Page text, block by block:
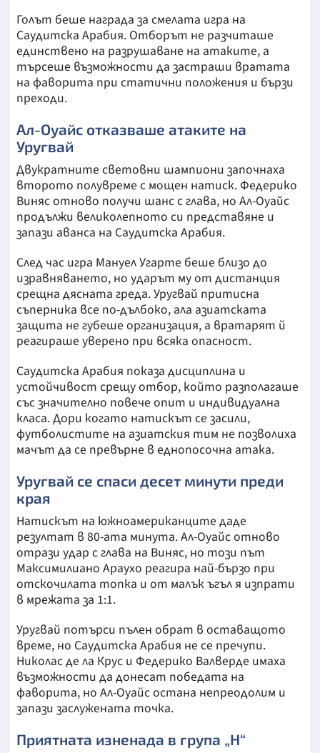
Голът беше награда за смелата игра на
Саудитска Арабия. Отборът не разчиташе
единствено на разрушаване на атаките, а
търсеше възможности да застраши вратата
на фаворита при статични положения и бързи
преходи.
Ал-Оуайс отказваше атаките на
Уругвай
Двукратните световни шампиони започнаха
второто полувреме с мощен натиск. Федерико
Виняс отново получи шанс с глава, но Ал-Оуайс
продължи великолепното си представяне и
запази аванса на Саудитска Арабия.
След час игра Мануел Угарте беше близо до
изравняването, но ударът му от дистанция
срещна дясната греда. Уругвай притисна
съперника все по-дълбоко, ала азиатската
защита не губеше организация, а вратарят й
реагираше уверено при всяка опасност.
Саудитска Арабия показа дисциплина и
устойчивост срещу отбор, който разполагаше
със значително повече опит и индивидуална
класа. Дори когато натискът се засили,
футболистите на азиатския тим не позволиха
мачът да се превърне в еднопосочна атака.
Уругвай се спаси десет минути преди
края
Натискът на южноамериканците даде
резултат в 80-ата минута. Ал-Оуайс отново
отрази удар с глава на Виняс, но този път
Максимилиано Араухо реагира най-бързо при
отскочилата топка и от малък ъгъл я изпрати
в мрежата за 1:1.
Уругвай потърси пълен обрат в оставащото
време, но Саудитска Арабия не се пречупи.
Николас де ла Крус и Федерико Валверде имаха
възможности да донесат победата на
фаворита, но Ал-Оуайс остана непреодолим и
запази заслужената точка.
Приятната изненада в група „Н“